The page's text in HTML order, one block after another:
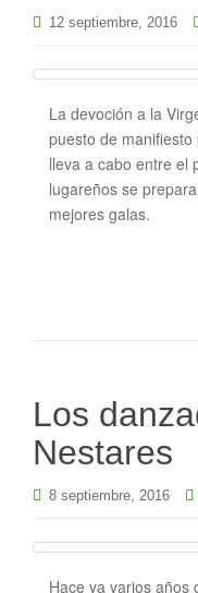
12 septiembre, 2016
La devoción a la
puesto de
lleva a cabo entre el
lugareños se
mejores galas.
Los
Nestares
8 septiembre, 2016
Hace ya varios años